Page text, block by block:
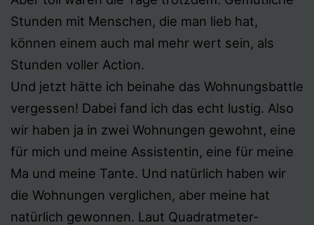
Stunden mit Menschen, die man lieb hat,
können einem auch mal mehr wert sein, als
Stunden voller Action.
Und jetzt hätte ich beinahe das Wohnungsbattle
vergessen! Dabei fand ich das echt lustig. Also
wir haben ja in zwei Wohnungen gewohnt, eine
für mich und meine Assistentin, eine für meine
Ma und meine Tante. Und natürlich haben wir
die Wohnungen verglichen, aber meine hat
natürlich gewonnen. Laut Quadratmeter-